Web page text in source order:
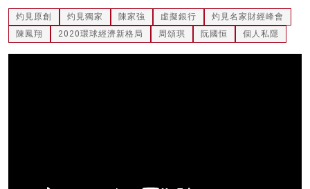
灼見原創 灼見獨家 陳家強 虛擬銀行
灼見名家財經峰會
陳鳳翔
2020環球經濟新格局 周頌琪 阮國恒 個人私隱